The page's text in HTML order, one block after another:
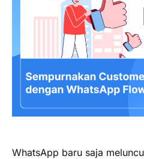
WhatsApp baru saja